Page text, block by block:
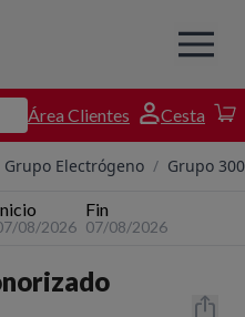
Área Clientes Cesta
Grupo Electrógeno / Grupo
08/2026
Fin
07/08/2026